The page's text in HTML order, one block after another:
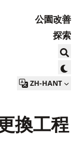
公園改善
探索
ZH-HANT
換工程